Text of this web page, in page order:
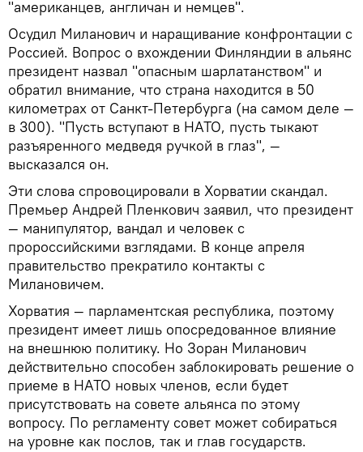
"американцев, англичан и немцев".
Осудил Миланович и наращивание конфронтации с
Россией. Вопрос о вхождении Финляндии в альянс
президент назвал "опасным шарлатанством" и
обратил внимание, что страна находится в 50
километрах от Санкт-Петербурга (на самом деле —
в 300). "Пусть вступают в НАТО, пусть тыкают
разъяренного медведя ручкой в глаз", —
высказался он.
Эти слова спровоцировали в Хорватии скандал.
Премьер Андрей Пленкович заявил, что президент
— манипулятор, вандал и человек с
пророссийскими взглядами. В конце апреля
правительство прекратило контакты с
Милановичем.
Хорватия — парламентская республика, поэтому
президент имеет лишь опосредованное влияние
на внешнюю политику. Но Зоран Миланович
действительно способен заблокировать решение о
приеме в НАТО новых членов, если будет
присутствовать на совете альянса по этому
вопросу. По регламенту совет может собираться
на уровне как послов, так и глав государств.